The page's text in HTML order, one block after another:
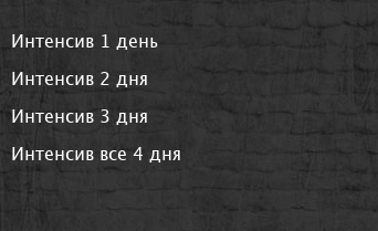
Интенсив 1 день
Интенсив 2 дня
Интенсив 3 дня
Интенсив все 4 дня